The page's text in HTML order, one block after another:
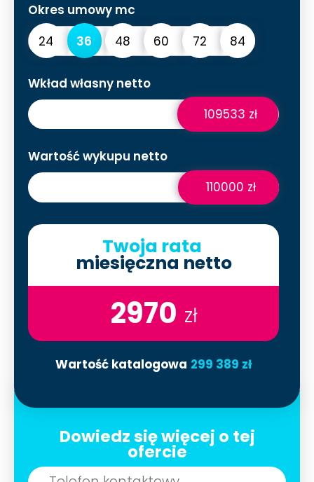
Okres umowy mc
24
36 48 60 72 84
Wkład własny netto
109533 zł
Wartość wykupu netto
110000 zł
Twoja rata
miesięczna netto
2970 zł
Wartość katalogowa 299 389 zł
Dowiedz się więcej o tej
ofercie